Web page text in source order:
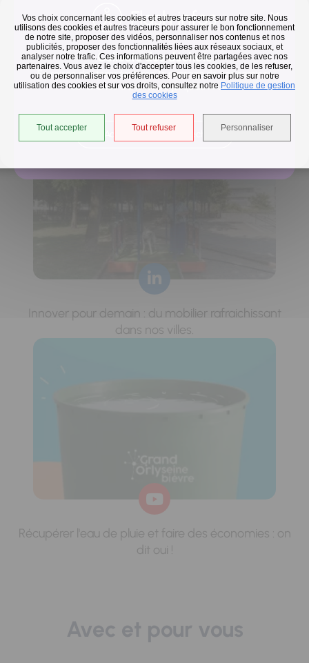
Vos choix concernant les cookies et autres traceurs sur notre site. Nous
utilisons des cookies et autres traceurs pour assurer le bon fonctionnement
de notre site, proposer des vidéos, personnaliser nos contenus et nos
publicités, proposer des fonctionnalités liées aux réseaux sociaux, et
analyser notre trafic. Ces informations peuvent être partagées avec nos
partenaires. Vous avez le choix d'accepter tous les cookies, de les refuser,
ou de personnaliser vos préférences. Pour en savoir plus sur notre
utilisation des cookies et sur vos droits, consultez notre Politique de gestion
des cookies
Tout accepter Tout refuser Personnaliser
Flash infos
Collecte des déchets
En raison des températures, le passage de nos camions
est avancé d'une heure jusqu'au 14 août.
Accéder à l'univers déchets
Horaires de collecte adaptés aux périodes de fortes
Innover pour demain : du mobilier rafraichissant
dans nos villes.
Récupérer l'eau de pluie et faire des économies : on
dit oui !
Avec et pour vous